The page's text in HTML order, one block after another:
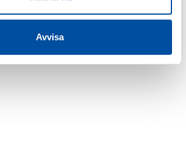
Avvisa